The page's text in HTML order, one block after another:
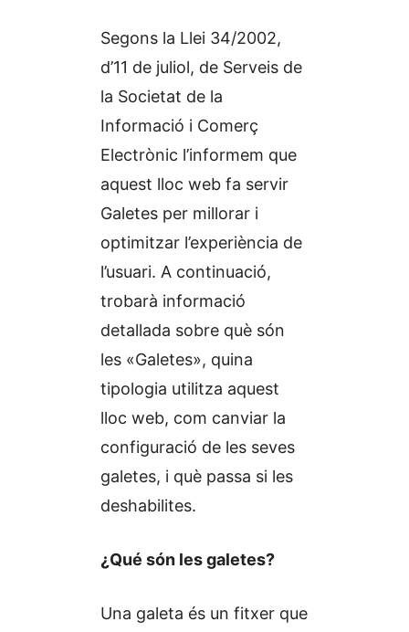
Segons la Llei 34/2002,
d’11 de juliol, de Serveis de
la Societat de la
Informació i Comerç
Electrònic l’informem que
aquest lloc web fa servir
Galetes per millorar i
optimitzar l’experiència de
l’usuari. A continuació,
trobarà informació
detallada sobre què són
les «Galetes», quina
tipologia utilitza aquest
lloc web, com canviar la
configuració de les seves
galetes, i què passa si les
deshabilites.
¿Qué són les galetes?
Una galeta és un fitxer que